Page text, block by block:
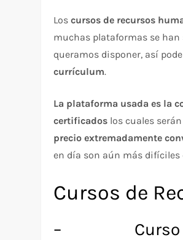
Loscursos de recursos
muchas plataformas se
queramos disponer, así
currículum.
La plataforma usada es la
certificados los cuales
precio extremadamente
en día son aún más difíciles
Cursos de
– Curso de